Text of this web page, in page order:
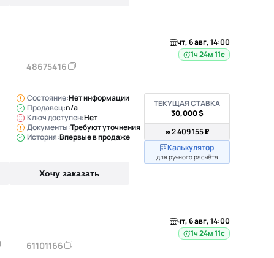
48675416
чт, 6 авг, 14:00
1ч 24м 10с
Состояние:Нет информации
Продавец:n/a
Ключ доступен:Нет
Документы:Требуют уточнения
История:Впервые в продаже
Хочу заказать
ТЕКУЩАЯ СТАВКА
30,000 $
≈ 2 409 155 ₽
Калькулятор
для ручного расчёта
61101166
чт, 6 авг, 14:00
1ч 24м 10с